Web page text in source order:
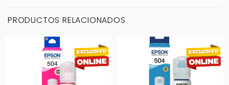
PRODUCTOS RELACIONADOS